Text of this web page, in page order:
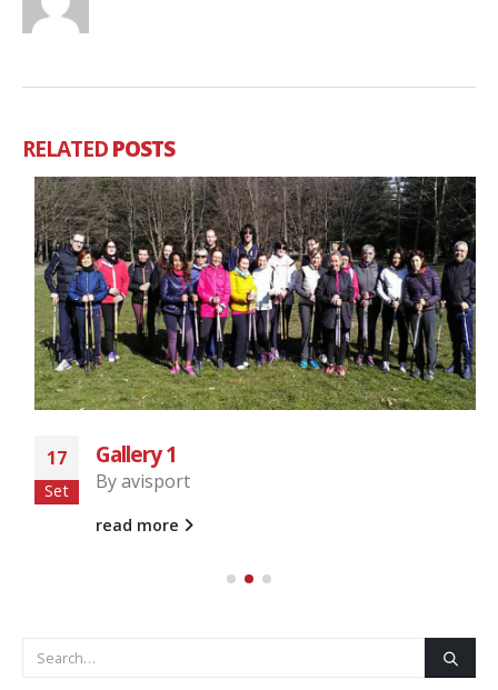
RELATEDPOSTS
17
Set
Gallery 1
Byavisport
read more